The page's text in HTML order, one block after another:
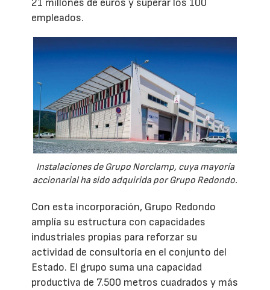
21 millones de euros y superar los 100
empleados.
Instalaciones de Grupo Norclamp, cuya mayoría
accionarial ha sido adquirida por Grupo Redondo.
Con esta incorporación, Grupo Redondo
amplía su estructura con capacidades
industriales propias para reforzar su
actividad de consultoría en el conjunto del
Estado. El grupo suma una capacidad
productiva de 7.500 metros cuadrados y más